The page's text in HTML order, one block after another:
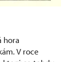
hora
V roce